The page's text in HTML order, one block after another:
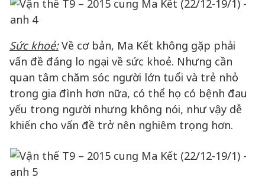
Sức khoẻ:Về cơ bản, Ma Kết không gặp phải
vấn đề đáng lo ngại về sức khoẻ. Nhưng cần
quan tâm chăm sóc người lớn tuổi và trẻ nhỏ
trong gia đình hơn nữa, có thể họ có bệnh đau
yếu trong người nhưng không nói, như vậy dễ
khiến cho vấn đề trở nên nghiêm trọng hơn.